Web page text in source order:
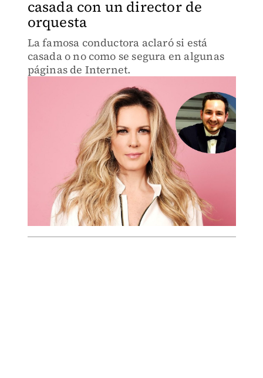
casada con un director de
orquesta
La famosa conductora aclaró si está
casada o no como se segura en algunas
páginas de Internet.